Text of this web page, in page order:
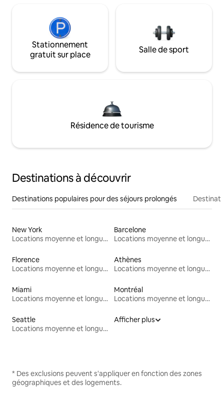
Stationnement
gratuit sur place
Salle de sport
Résidence de tourisme
Destinations à découvrir
Destinations populaires pour des séjours prolongés
New York
Locations moyenne et longue durée
Barcelone
Locations moyenne et longue durée
Florence
Locations moyenne et longue durée
Athènes
Locations moyenne et longue durée
Miami
Locations moyenne et longue durée
Montréal
Locations moyenne et longue durée
Seattle
Locations moyenne et longue durée
Afficher plus
* Des exclusions peuvent s'appliquer en fonction des zones
géographiques et des logements.